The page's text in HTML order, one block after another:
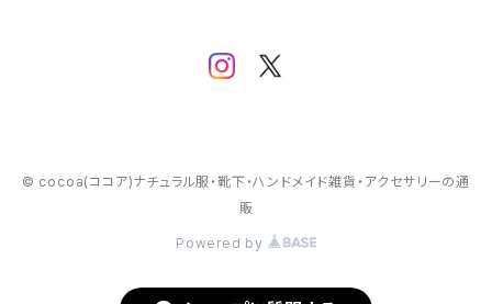
© cocoa(ココア)ナチュラル服・靴下・ハンドメイド雑貨・アクセサリーの通
販
Powered by